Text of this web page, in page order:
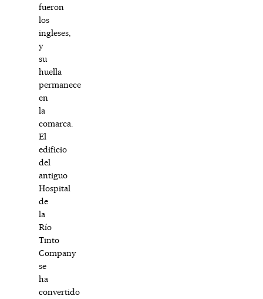
fueron
los
ingleses,
y
su
huella
permanece
en
la
comarca.
El
edificio
del
antiguo
Hospital
de
la
Río
Tinto
Company
se
ha
convertido